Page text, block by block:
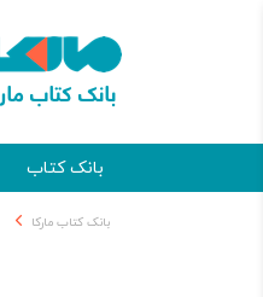
بانک کتاب
بانک کتاب مارکا